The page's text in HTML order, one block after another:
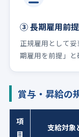
③ 長期雇用前
正規雇用として
期雇用を前提」と
賞与・昇給の
項
目
支給対象